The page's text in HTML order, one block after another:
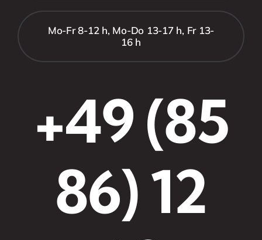
Mo-Fr 8-12 h, Mo-Do 13-17 h, Fr 13-
16 h
+49 (85
86) 12